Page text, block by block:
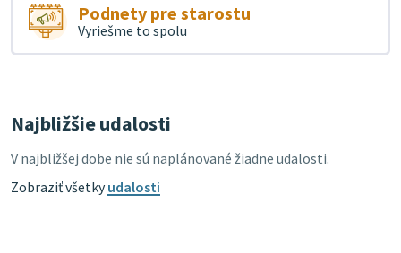
Podnety pre starostu
Vyriešme to spolu
Najbližšie udalosti
V najbližšej dobe nie sú naplánované žiadne udalosti.
Zobraziť všetkyudalosti